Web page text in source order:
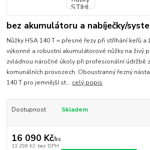
bez akumulátoru a nabíječky/
Nůžky HSA 140 T = přesné řezy při stříhání keřů a
výkonné a robustní akumulátorové nůžky na živý
zvládnou náročné úkoly při profesionální údržbě
komunálních provozech. Oboustranný řezný
140 T pro jemnější st... celý popis
Dostupnost Skladem
16 090 Kč/ks
13 298 Kč bez DPH